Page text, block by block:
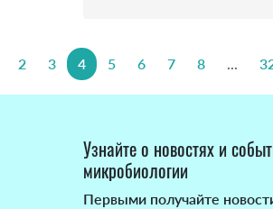
2 3 4 5 6 7 8 ...
Узнайте о новостях и
микробиологии
Первыми получайте